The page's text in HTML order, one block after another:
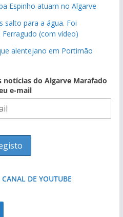
Espinho atuam no Algarve
salto para a água. Foi
(com vídeo)
alentejano em Portimão
notícias do Algarve Marafado
e-mail
DE YOUTUBE